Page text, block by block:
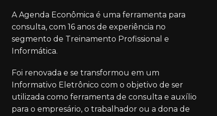
A Agenda Econômica é uma ferramenta para
consulta, com 16 anos de experiência no
segmento de Treinamento Profissional e
Informática.
Foi renovada e se transformou em um
Informativo Eletrônico com o objetivo de ser
utilizada como ferramenta de consulta e auxílio
para o empresário, o trabalhador ou a dona de